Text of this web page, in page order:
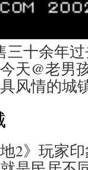
三十余年
天@老男
风情的城
2》玩家